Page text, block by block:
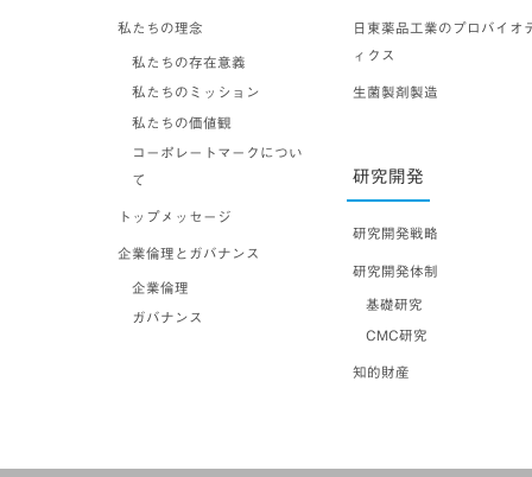
私たちの理念
私たちの存在意義
私たちのミッション
私たちの価値観
コーポレートマークについ
て
トップメッセージ
企業倫理とガバナンス
企業倫理
ガバナンス
日東薬品工業のプロバイオ
ィクス
生菌製剤製造
研究開発
研究開発戦略
研究開発体制
基礎研究
CMC研究
知的財産